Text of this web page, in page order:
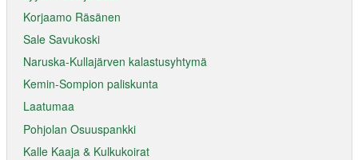
Korjaamo Räsänen
Sale Savukoski
Naruska-Kullajärven kalastusyhtymä
Kemin-Sompion paliskunta
Laatumaa
Pohjolan Osuuspankki
Kalle Kaaja & Kulkukoirat